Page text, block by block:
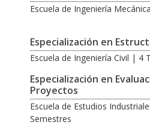
Escuela de Ingeniería
Especialización en
Escuela de Ingeniería Civil | 4
Especialización en
Proyectos
Escuela de Estudios
Semestres